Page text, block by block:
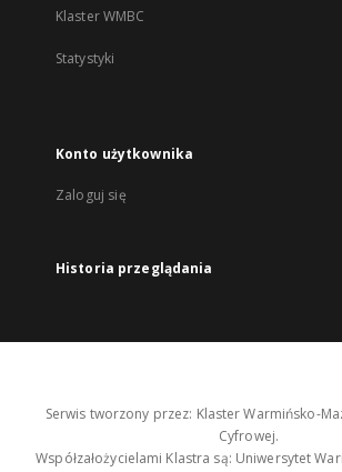
Klaster WMBC
Statystyki
Konto użytkownika
Zaloguj się
Historia przeglądania
Serwis tworzony przez: Klaster Warmińsko-
Cyfrowej.
Współzałożycielami Klastra są: Uniwersytet